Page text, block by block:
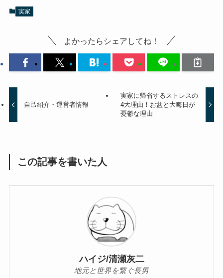
実家
よかったらシェアしてね！
自己紹介・運営者情報
実家に帰省するストレスの
4大理由！お盆と大晦日が
憂鬱な理由
この記事を書いた人
ハイジ/清瀬灰二
地元と世界を繋ぐ長男